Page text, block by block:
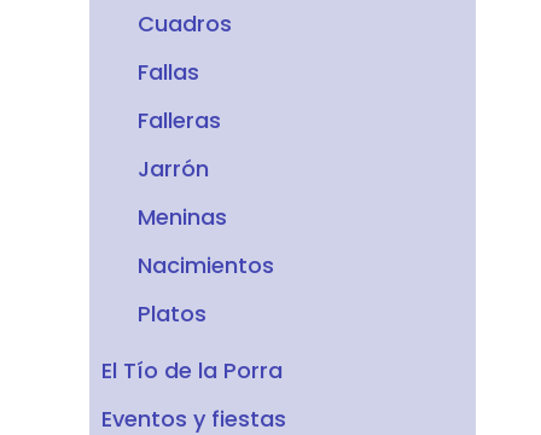
Cuadros
Fallas
Falleras
Jarrón
Meninas
Nacimientos
Platos
El Tío de la Porra
Eventos y fiestas